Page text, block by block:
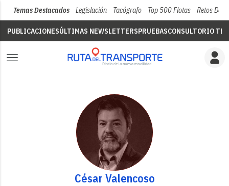
Temas Destacados Legislación Tacógrafo Top 500 Flotas Retos Del
PUBLICACIONESÚLTIMAS NEWSLETTERSPRUEBASCONSULTORIO
César Valencoso